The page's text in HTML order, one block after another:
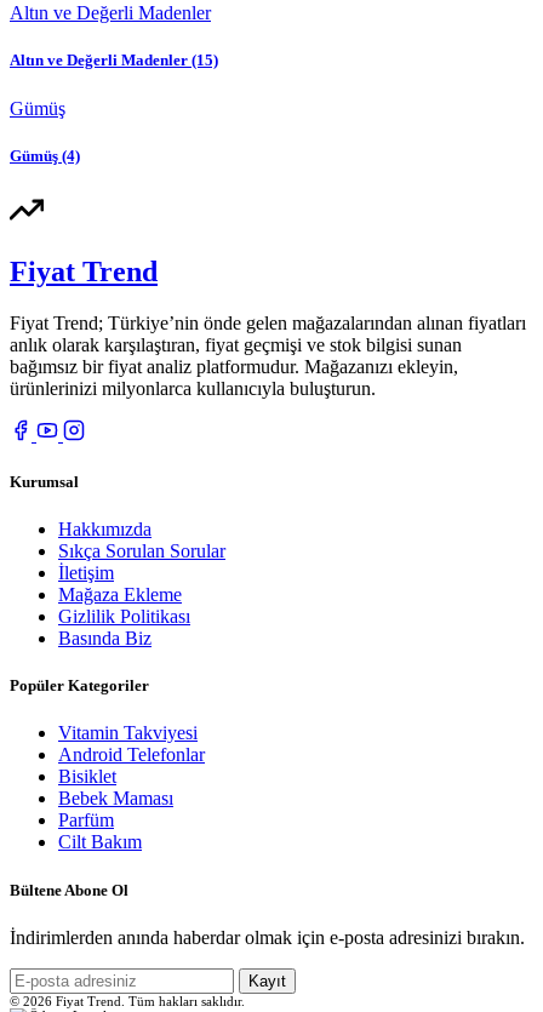
Altın ve Değerli Madenler
Altın ve Değerli Madenler (15)
Gümüş
Gümüş (4)
Fiyat Trend
Fiyat Trend; Türkiye’nin önde gelen mağazalarından alınan fiyatları
anlık olarak karşılaştıran, fiyat geçmişi ve stok bilgisi sunan
bağımsız bir fiyat analiz platformudur. Mağazanızı ekleyin,
ürünlerinizi milyonlarca kullanıcıyla buluşturun.
Kurumsal
Hakkımızda
Sıkça Sorulan Sorular
İletişim
Mağaza Ekleme
Gizlilik Politikası
Basında Biz
Popüler Kategoriler
Vitamin Takviyesi
Android Telefonlar
Bisiklet
Bebek Maması
Parfüm
Cilt Bakım
Bültene Abone Ol
İndirimlerden anında haberdar olmak için e-posta adresinizi bırakın.
Kayıt
© 2026 Fiyat Trend. Tüm hakları saklıdır.